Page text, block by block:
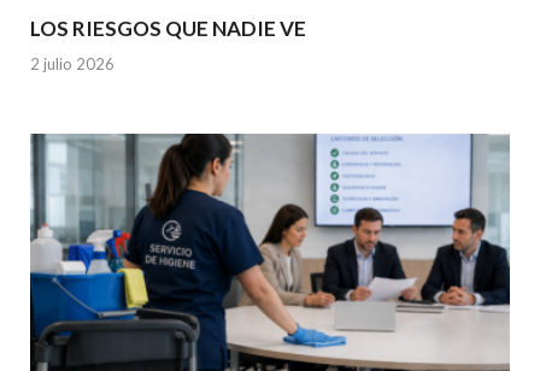
LOS RIESGOS QUE NADIE VE
2 julio 2026